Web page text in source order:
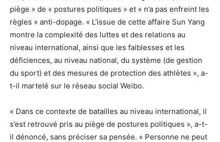
piège » de « postures politiques » et « n’a pas enfreint les
règles » anti-dopage. « L’issue de cette affaire Sun Yang
montre la complexité des luttes et des relations au
niveau international, ainsi que les faiblesses et les
déficiences, au niveau national, du système (de gestion
du sport) et des mesures de protection des athlètes », a-
t-il martelé sur le réseau social Weibo.
« Dans ce contexte de batailles au niveau international, il
s’est retrouvé pris au piège de postures politiques », a-t-
il dénoncé, sans préciser sa pensée. « Personne ne peut